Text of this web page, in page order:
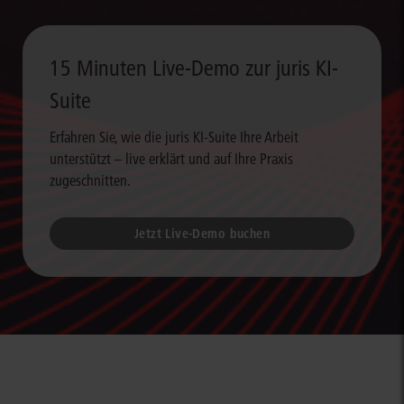
15 Minuten Live-Demo zur juris KI-
Suite
Erfahren Sie, wie die juris KI-Suite Ihre Arbeit
unterstützt – live erklärt und auf Ihre Praxis
zugeschnitten.
Jetzt Live-Demo buchen